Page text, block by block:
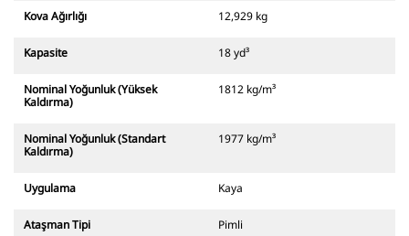
Kova Ağırlığı 12,929 kg
Kapasite 18 yd³
Nominal Yoğunluk (Yüksek
Kaldırma)
1812 kg/m³
Nominal Yoğunluk (Standart
Kaldırma)
1977 kg/m³
Uygulama Kaya
Ataşman Tipi Pimli